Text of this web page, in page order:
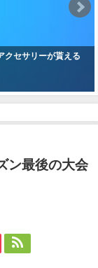
クセサリーが貰える
ン最後の大会